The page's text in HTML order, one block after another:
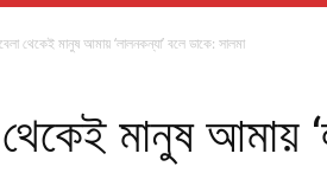
থেকেই মানুষ আমায় ‘লালনকন্যা’ বলে ডাকে: সালমা
মানুষ আমায়